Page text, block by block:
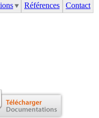
Références
Contact